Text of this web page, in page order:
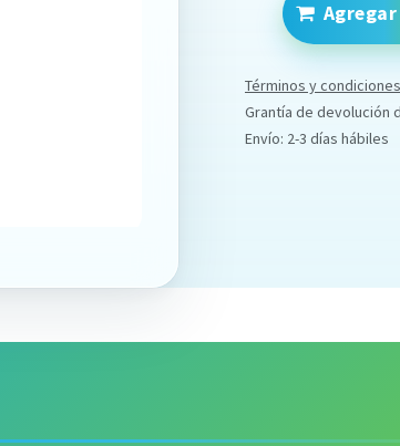
Términos y condiciones
Grantía de devolución
Envío: 2-3 días hábiles